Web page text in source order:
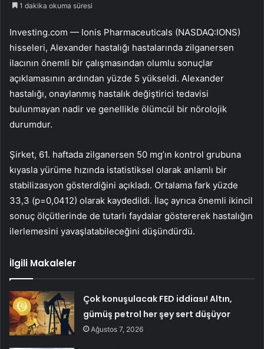
1 dakika okuma süresi
Investing.com — Ionis Pharmaceuticals (NASDAQ:IONS)
hisseleri, Alexander hastalığı hastalarında zilganersen
ilacının önemli bir çalışmasından olumlu sonuçlar
açıklamasının ardından yüzde 5 yükseldi. Alexander
hastalığı, onaylanmış hastalık değiştirici tedavisi
bulunmayan nadir ve genellikle ölümcül bir nörolojik
durumdur.
Şirket, 61. haftada zilganersen 50 mg’ın kontrol grubuna
kıyasla yürüme hızında istatistiksel olarak anlamlı bir
stabilizasyon gösterdiğini açıkladı. Ortalama fark yüzde
33,3 (p=0,0412) olarak kaydedildi. İlaç ayrıca önemli ikincil
sonuç ölçütlerinde de tutarlı faydalar göstererek hastalığın
ilerlemesini yavaşlatabileceğini düşündürdü.
İlgili Makaleler
Çok konuşulacak FED iddiası! Altın,
gümüş petrol her şey sert düşüyor
Ağustos 7, 2026